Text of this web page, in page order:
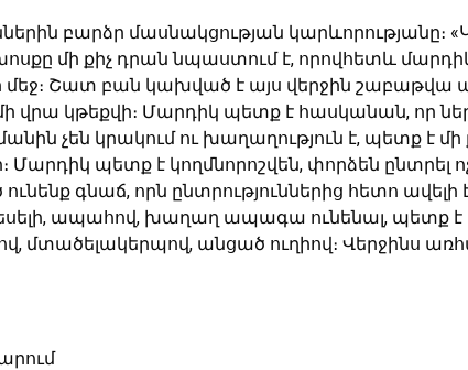
բարձր մասնակցության կարևորությանը։
մի քիչ դրան նպաստում է, որովհետև
մեջ։ Շատ բան կախված է այս վերջին
վրա կթեքվի։ Մարդիկ պետք է հասկանան, որ
չեն կրակում ու խաղաղություն է, պետք է մի
Մարդիկ պետք է կողմնորոշվեն, փորձեն ընտրել
գնաճ, որն ընտրություններից հետո ավելի է
ապահով, խաղաղ ապագա ունենալ, պետք է
անցած ուղիով։ Վերջինս